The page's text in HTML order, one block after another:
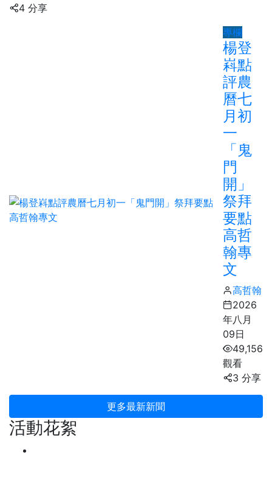
4 分享
專欄
楊登
嵙點
評農
曆七
月初
一
「鬼
門
開」
祭拜
要點
高哲
翰專
文
高哲翰
2026
年八月
09日
49,156
觀看
3 分享
更多最新新聞
活動花絮